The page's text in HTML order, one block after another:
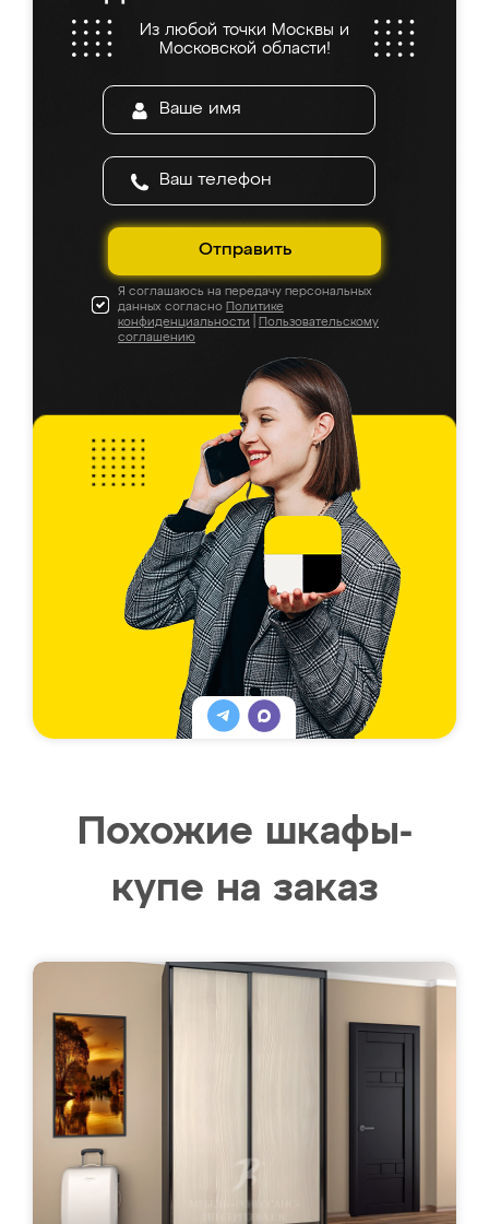
Из любой точки Москвы и
Московской области!
Отправить
Я соглашаюсь на передачу персональных
данных согласно Политике
конфиденциальности
Пользовательскому
соглашению
Похожие шкафы-
купе на заказ